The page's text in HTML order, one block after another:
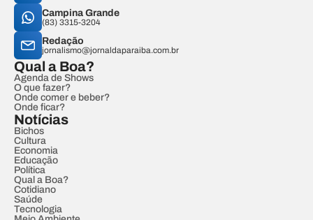
Campina Grande
(83) 3315-3204
Redação
jornalismo@jornaldaparaiba.com.br
Qual a Boa?
Agenda de Shows
O que fazer?
Onde comer e beber?
Onde ficar?
Notícias
Bichos
Cultura
Economia
Educação
Política
Qual a Boa?
Cotidiano
Saúde
Tecnologia